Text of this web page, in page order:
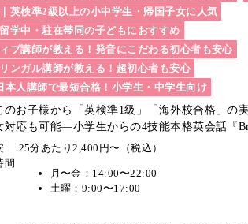
英検準2級以上の小中学生・帰国子女に人気
学中・駐在帯同の子どもにおすすめ
ブ講師が教える！発音にこだわる初心者も安心
ンガル講師が教える！超初心者も安心
本人講師で最短合格！小学生・中学生向け
のお子様から「英検準1級」「海外校合格」の
対応も可能―小学生からの4技能本格英会話『
25分あたり2,400円〜（税込）
間
月〜金：14:00〜22:00
土曜：9:00〜17:00